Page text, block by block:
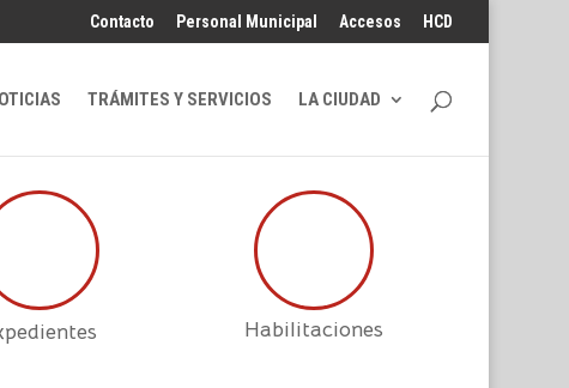
Contacto Personal Municipal Accesos HCD
TRÁMITES Y SERVICIOS LA CIUDAD
Habilitaciones